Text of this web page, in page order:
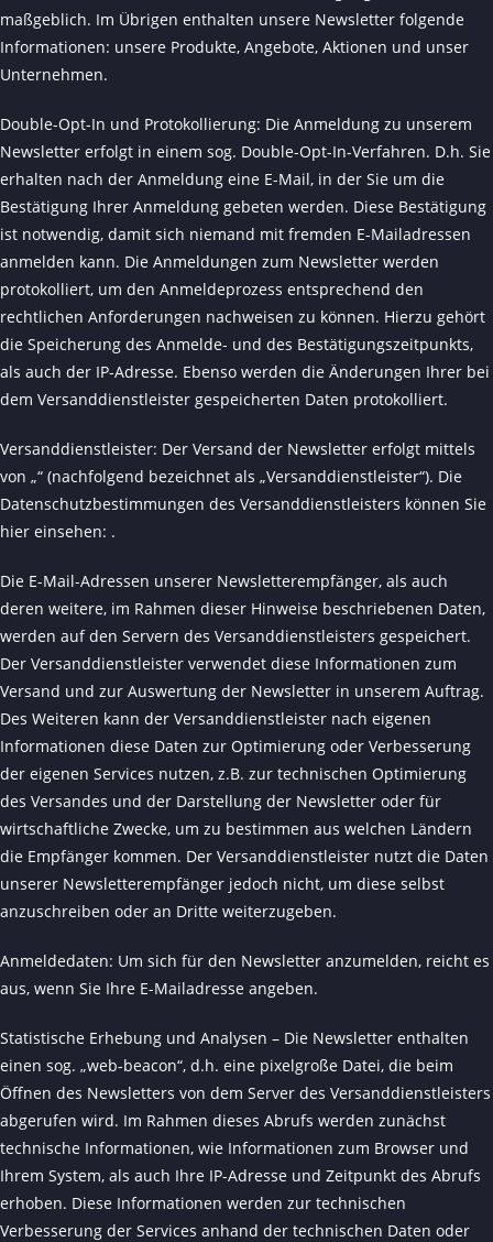
maßgeblich. Im Übrigen enthalten unsere Newsletter folgende
Informationen: unsere Produkte, Angebote, Aktionen und unser
Unternehmen.
Double-Opt-In und Protokollierung: Die Anmeldung zu unserem
Newsletter erfolgt in einem sog. Double-Opt-In-Verfahren. D.h. Sie
erhalten nach der Anmeldung eine E-Mail, in der Sie um die
Bestätigung Ihrer Anmeldung gebeten werden. Diese Bestätigung
ist notwendig, damit sich niemand mit fremden E-Mailadressen
anmelden kann. Die Anmeldungen zum Newsletter werden
protokolliert, um den Anmeldeprozess entsprechend den
rechtlichen Anforderungen nachweisen zu können. Hierzu gehört
die Speicherung des Anmelde- und des Bestätigungszeitpunkts,
als auch der IP-Adresse. Ebenso werden die Änderungen Ihrer bei
dem Versanddienstleister gespeicherten Daten protokolliert.
Versanddienstleister: Der Versand der Newsletter erfolgt mittels
von „“ (nachfolgend bezeichnet als „Versanddienstleister“). Die
Datenschutzbestimmungen des Versanddienstleisters können Sie
hier einsehen: .
Die E-Mail-Adressen unserer Newsletterempfänger, als auch
deren weitere, im Rahmen dieser Hinweise beschriebenen Daten,
werden auf den Servern des Versanddienstleisters gespeichert.
Der Versanddienstleister verwendet diese Informationen zum
Versand und zur Auswertung der Newsletter in unserem Auftrag.
Des Weiteren kann der Versanddienstleister nach eigenen
Informationen diese Daten zur Optimierung oder Verbesserung
der eigenen Services nutzen, z.B. zur technischen Optimierung
des Versandes und der Darstellung der Newsletter oder für
wirtschaftliche Zwecke, um zu bestimmen aus welchen Ländern
die Empfänger kommen. Der Versanddienstleister nutzt die Daten
unserer Newsletterempfänger jedoch nicht, um diese selbst
anzuschreiben oder an Dritte weiterzugeben.
Anmeldedaten: Um sich für den Newsletter anzumelden, reicht es
aus, wenn Sie Ihre E-Mailadresse angeben.
Statistische Erhebung und Analysen – Die Newsletter enthalten
einen sog. „web-beacon“, d.h. eine pixelgroße Datei, die beim
Öffnen des Newsletters von dem Server des Versanddienstleisters
abgerufen wird. Im Rahmen dieses Abrufs werden zunächst
technische Informationen, wie Informationen zum Browser und
Ihrem System, als auch Ihre IP-Adresse und Zeitpunkt des Abrufs
erhoben. Diese Informationen werden zur technischen
Verbesserung der Services anhand der technischen Daten oder